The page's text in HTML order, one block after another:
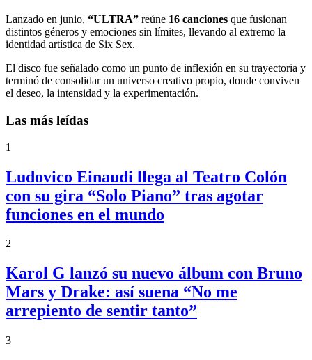
Lanzado en junio, “ULTRA” reúne 16 canciones que fusionan
distintos géneros y emociones sin límites, llevando al extremo la
identidad artística de Six Sex.
El disco fue señalado como un punto de inflexión en su trayectoria y
terminó de consolidar un universo creativo propio, donde conviven
el deseo, la intensidad y la experimentación.
Las más leídas
1
Ludovico Einaudi llega al Teatro Colón
con su gira “Solo Piano” tras agotar
funciones en el mundo
2
Karol G lanzó su nuevo álbum con Bruno
Mars y Drake: así suena “No me
arrepiento de sentir tanto”
3